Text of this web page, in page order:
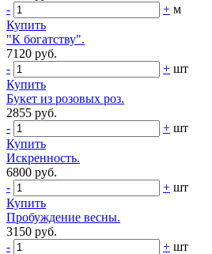
-
+ м
Купить
"К богатству".
7120 руб.
-
+ шт
Купить
Букет из розовых роз.
2855 руб.
-
+ шт
Купить
Искренность.
6800 руб.
-
+ шт
Купить
Пробуждение весны.
3150 руб.
-
+ шт